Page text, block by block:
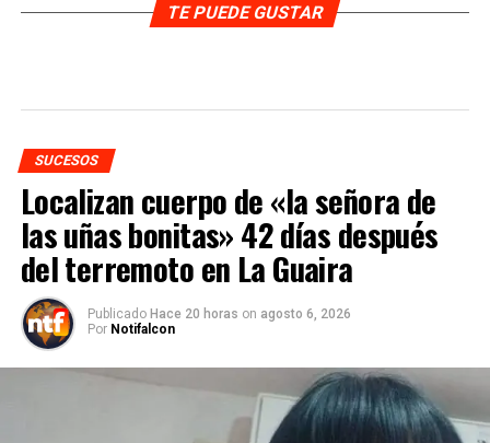
TE PUEDE GUSTAR
SUCESOS
Localizan cuerpo de «la señora de
las uñas bonitas» 42 días después
del terremoto en La Guaira
Publicado Hace 20 horas on agosto 6, 2026
Por Notifalcon